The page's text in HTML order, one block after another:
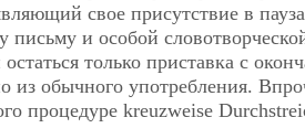
свое присутствие в
и особой
только приставка с
из обычного употребления.
процедуре kreuzweise